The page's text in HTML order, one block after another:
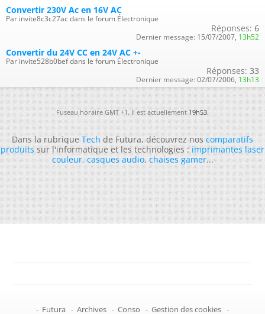
Convertir 230V Ac en 16V AC
Par invite8c3c27ac dans le forum Électronique
Réponses: 6
Dernier message: 15/07/2007, 13h52
Convertir du 24V CC en 24V AC +-
Par invite528b0bef dans le forum Électronique
Réponses: 33
Dernier message: 02/07/2006, 13h13
Fuseau horaire GMT +1. Il est actuellement19h53.
Dans la rubriqueTechde Futura, découvrez noscomparatifs
produitssur l'informatique et les technologies :imprimantes laser
couleur,casques audio,chaises gamer...
- Futura - Archives - Conso - Gestion des cookies -